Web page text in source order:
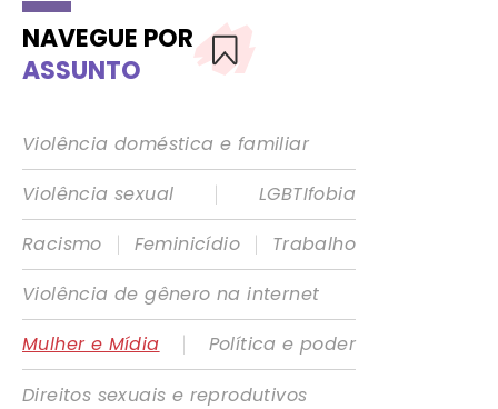
NAVEGUE POR
ASSUNTO
Violência doméstica e familiar
Violência sexual
|
LGBTIfobia
Racismo
| Feminicídio |
Trabalho
Violência de gênero na internet
Mulher e Mídia
|
Política e poder
Direitos sexuais e reprodutivos